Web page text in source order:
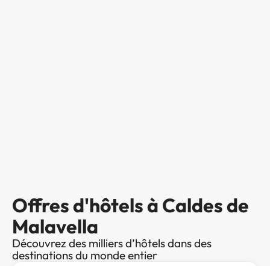
Offres d'hôtels à Caldes de
Malavella
Découvrez des milliers d’hôtels dans des
destinations du monde entier